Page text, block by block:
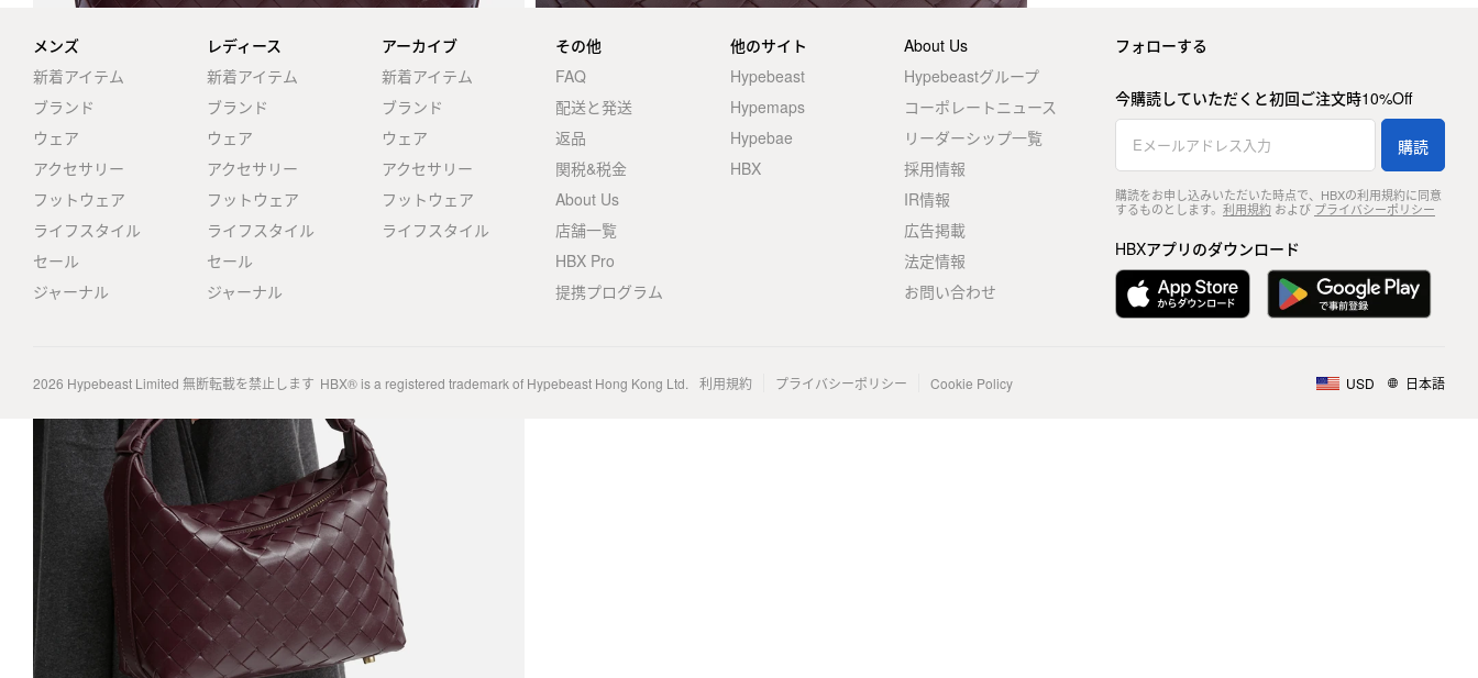
メンズ
新着アイテム
ブランド
ウェア
アクセサリー
フットウェア
ライフスタイル
セール
ジャーナル
レディース
新着アイテム
ブランド
ウェア
アクセサリー
フットウェア
ライフスタイル
セール
ジャーナル
アーカイブ
新着アイテム
ブランド
ウェア
アクセサリー
フットウェア
ライフスタイル
その他
FAQ
配送と発送
返品
関税&税金
About Us
店舗一覧
HBX Pro
提携プログラム
他のサイト
Hypebeast
Hypemaps
Hypebae
HBX
About Us
Hypebeastグループ
コーポレートニュース
リーダーシップ一覧
採用情報
IR情報
広告掲載
法定情報
お問い合わせ
フォローする
今購読していただくと初回ご注文時10%Off
購読
購読をお申し込みいただいた時点で、HBXの利用規約に同意
するものとします。 利用規約および プライバシーポリシー
HBXアプリのダウンロード
2026 Hypebeast Limited 無断転載を禁止します HBX® is a registered trademark of Hypebeast Hong Kong Ltd. 利用規約 プライバシーポリシー Cookie Policy USD 日本語